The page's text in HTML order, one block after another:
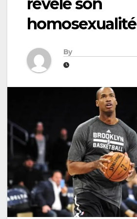
révélé son
homosexualité
By